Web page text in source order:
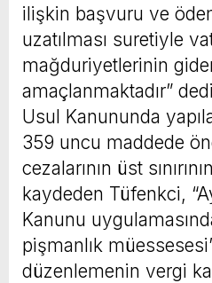
ilişkin başvuru ve
uzatılması suretiyle
mağduriyetlerinin
amaçlanmaktadır”
Usul Kanununda
359 uncu maddede
cezalarının üst
kaydeden Tüfenkci,
Kanunu
pişmanlık
düzenlemenin vergi